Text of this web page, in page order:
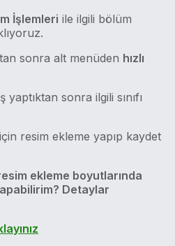
İşlemleri ile ilgili bölüm
sonra alt menüden hızlı
sonra ilgili sınıfı
resim ekleme yapıp kaydet
ekleme boyutlarında
Detaylar